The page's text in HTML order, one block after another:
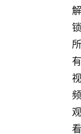
解
锁
所
有
视
频
观
看